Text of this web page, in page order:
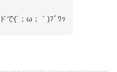
で(´；ω；｀)ﾌﾞﾜｯ